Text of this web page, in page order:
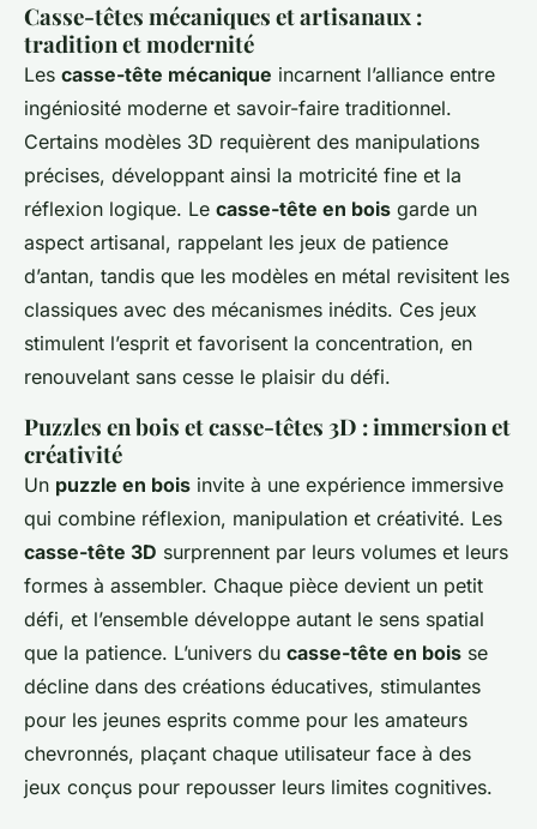
Casse-têtes mécaniques et artisanaux :
tradition et modernité
Les casse-tête mécanique incarnent l’alliance entre
ingéniosité moderne et savoir-faire traditionnel.
Certains modèles 3D requièrent des manipulations
précises, développant ainsi la motricité fine et la
réflexion logique. Le casse-tête en bois garde un
aspect artisanal, rappelant les jeux de patience
d’antan, tandis que les modèles en métal revisitent les
classiques avec des mécanismes inédits. Ces jeux
stimulent l’esprit et favorisent la concentration, en
renouvelant sans cesse le plaisir du défi.
Puzzles en bois et casse-têtes 3D : immersion et
créativité
Un puzzle en bois invite à une expérience immersive
qui combine réflexion, manipulation et créativité. Les
casse-tête 3D surprennent par leurs volumes et leurs
formes à assembler. Chaque pièce devient un petit
défi, et l’ensemble développe autant le sens spatial
que la patience. L’univers du casse-tête en bois se
décline dans des créations éducatives, stimulantes
pour les jeunes esprits comme pour les amateurs
chevronnés, plaçant chaque utilisateur face à des
jeux conçus pour repousser leurs limites cognitives.